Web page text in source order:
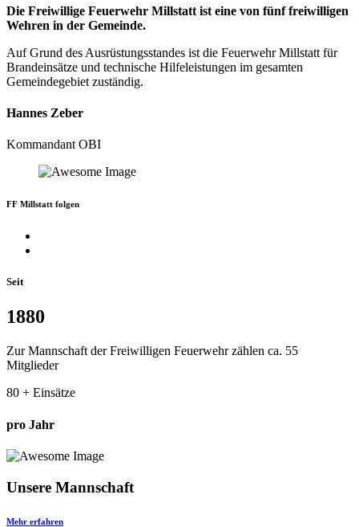
Die Freiwillige Feuerwehr Millstatt ist eine von fünf freiwilligen
Wehren in der Gemeinde.
Auf Grund des Ausrüstungsstandes ist die Feuerwehr Millstatt für
Brandeinsätze und technische Hilfeleistungen im gesamten
Gemeindegebiet zuständig.
Hannes Zeber
Kommandant OBI
FF Millstatt folgen
Seit
1880
Zur Mannschaft der Freiwilligen Feuerwehr zählen ca. 55
Mitglieder
80 + Einsätze
pro Jahr
Unsere Mannschaft
Mehr erfahren